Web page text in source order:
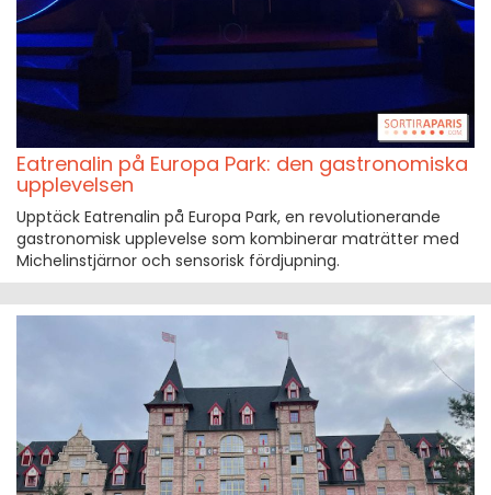
Eatrenalin på Europa Park: den gastronomiska
upplevelsen
Upptäck Eatrenalin på Europa Park, en revolutionerande
gastronomisk upplevelse som kombinerar maträtter med
Michelinstjärnor och sensorisk fördjupning.